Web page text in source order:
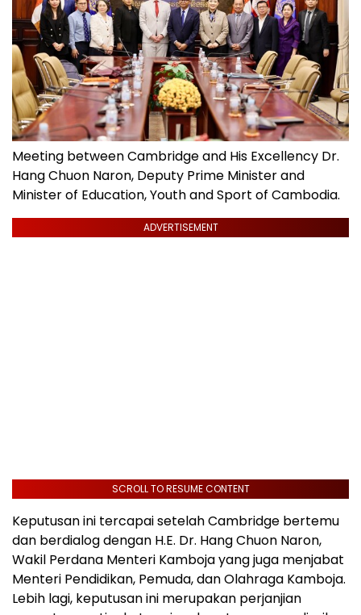
Meeting between Cambridge and His Excellency Dr.
Hang Chuon Naron, Deputy Prime Minister and
Minister of Education, Youth and Sport of Cambodia.
ADVERTISEMENT
SCROLL TO RESUME CONTENT
Keputusan ini tercapai setelahCambridge bertemu
dan berdialog dengan H.E. Dr. Hang Chuon Naron,
Wakil Perdana Menteri Kamboja yang juga menjabat
Menteri Pendidikan, Pemuda, dan Olahraga Kamboja.
Lebih lagi, keputusan ini merupakan perjanjian